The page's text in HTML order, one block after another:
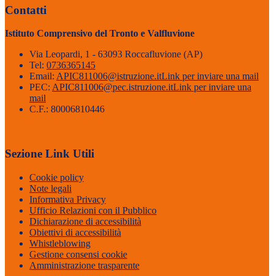
Contatti
Istituto Comprensivo del Tronto e Valfluvione
Via Leopardi, 1 - 63093 Roccafluvione (AP)
Tel: 0736365145
Email: APIC811006@istruzione.itLink per inviare una mail
PEC: APIC811006@pec.istruzione.itLink per inviare una
mail
C.F.: 80006810446
Sezione Link Utili
Cookie policy
Note legali
Informativa Privacy
Ufficio Relazioni con il Pubblico
Dichiarazione di accessibilità
Obiettivi di accessibilità
Whistleblowing
Gestione consensi cookie
Amministrazione trasparente